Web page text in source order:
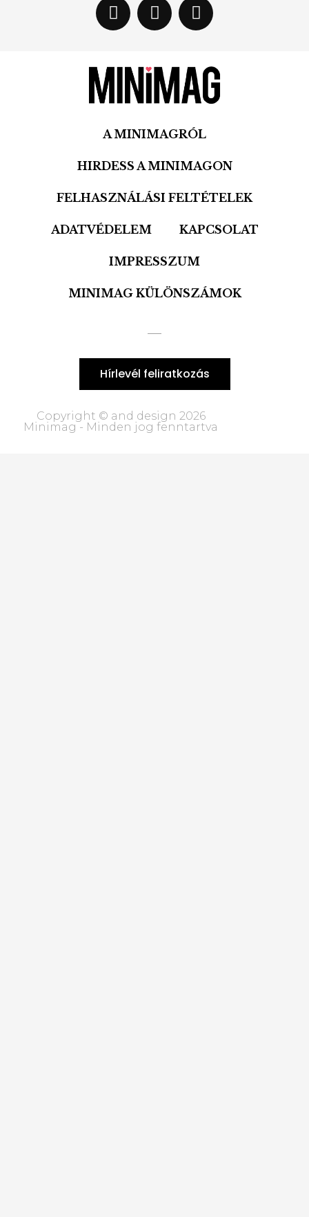
A MINIMAGRÓL
HIRDESS A MINIMAGON
FELHASZNÁLÁSI FELTÉTELEK
ADATVÉDELEM KAPCSOLAT
IMPRESSZUM
MINIMAG KÜLÖNSZÁMOK
Hírlevél feliratkozás
Copyright © and design 2026
Minimag - Minden jog fenntartva